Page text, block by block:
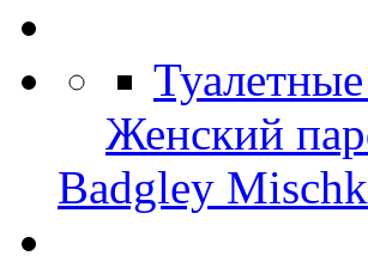
Женский
Badgley